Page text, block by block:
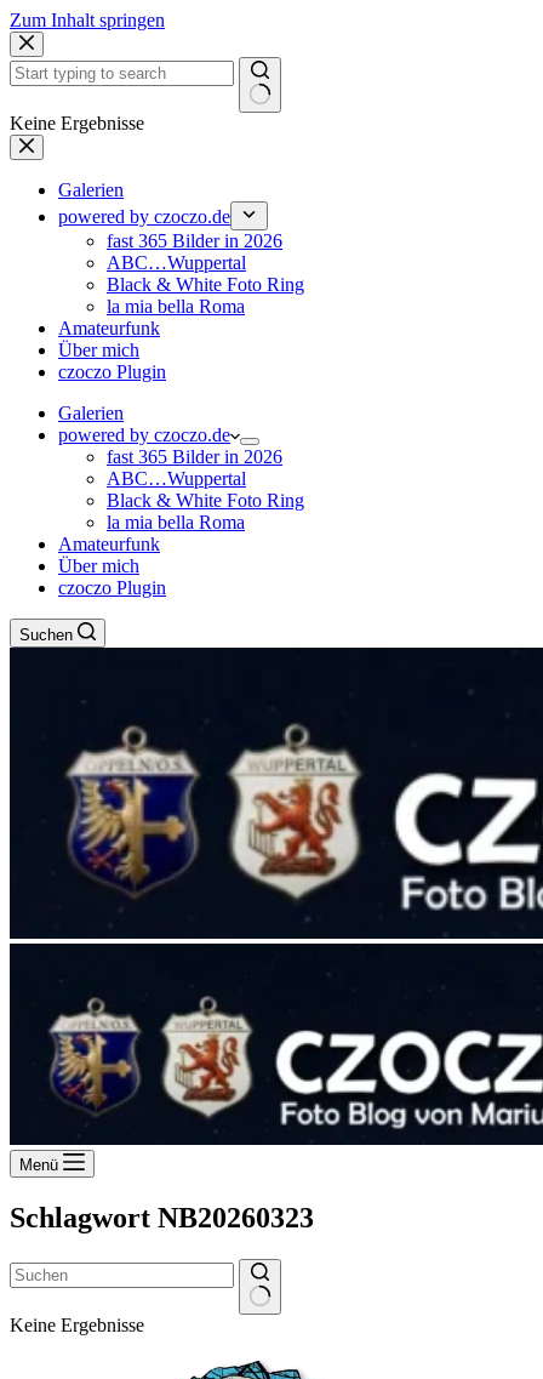
Zum Inhalt springen
Keine Ergebnisse
Galerien
powered by czoczo.de
fast 365 Bilder in 2026
ABC…Wuppertal
Black & White Foto Ring
la mia bella Roma
Amateurfunk
Über mich
czoczo Plugin
Galerien
powered by czoczo.de
fast 365 Bilder in 2026
ABC…Wuppertal
Black & White Foto Ring
la mia bella Roma
Amateurfunk
Über mich
czoczo Plugin
Suchen
Menü
Schlagwort NB20260323
Keine Ergebnisse